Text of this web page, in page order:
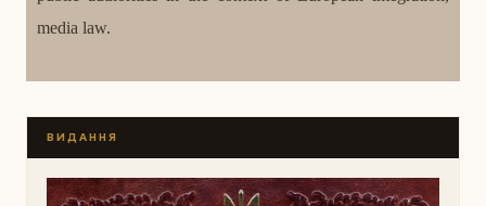
media law.
ВИДАННЯ